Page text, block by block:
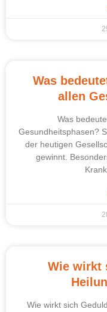
Was
allen
Was
Gesundheitsphasen?
der heutigen
gewinnt.
Wie wirkt
Wie wirkt sich